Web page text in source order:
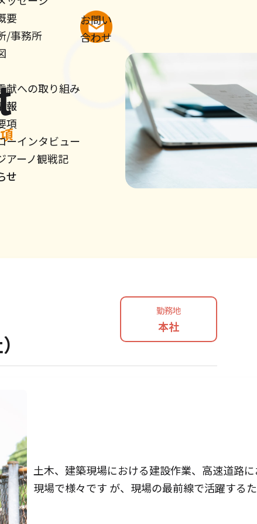
要
/事務所
献への取り組み
報
項
ーインタビュー
アーノ観戦記
せ
お問い
合わせ
勤務地
本社
土木、建築現場における建設作業、高速道路
現場で様々です が、現場の最前線で活躍する